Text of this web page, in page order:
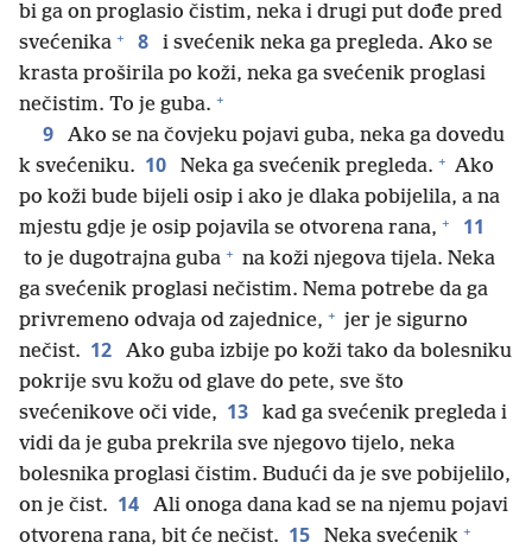
bi ga on proglasio čistim, neka i drugi put dođe pred
svećenika + 8
i svećenik neka ga pregleda. Ako se
krasta proširila po koži, neka ga svećenik proglasi
nečistim. To je guba. +
9
Ako se na čovjeku pojavi guba, neka ga dovedu
k svećeniku. 10 Neka ga svećenik pregleda. + Ako
po koži bude bijeli osip i ako je dlaka pobijelila, a na
mjestu gdje je osip pojavila se otvorena rana, + 11
to je dugotrajna guba + na koži njegova tijela. Neka
ga svećenik proglasi nečistim. Nema potrebe da ga
privremeno odvaja od zajednice, + jer je sigurno
nečist. 12
Ako guba izbije po koži tako da bolesniku
pokrije svu kožu od glave do pete, sve što
svećenikove oči vide, 13
kad ga svećenik pregleda i
vidi da je guba prekrila sve njegovo tijelo, neka
bolesnika proglasi čistim. Budući da je sve pobijelilo,
on je čist. 14
Ali onoga dana kad se na njemu pojavi
otvorena rana, bit će nečist. 15 Neka svećenik +